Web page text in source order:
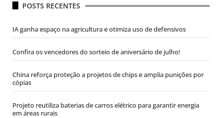
POSTS RECENTES
IA ganha espaço na agricultura e otimiza uso de defensivos
Confira os vencedores do sorteio de aniversário de julho!
China reforça proteção a projetos de chips e amplia punições por
cópias
Projeto reutiliza baterias de carros elétrico para garantir energia
em áreas rurais